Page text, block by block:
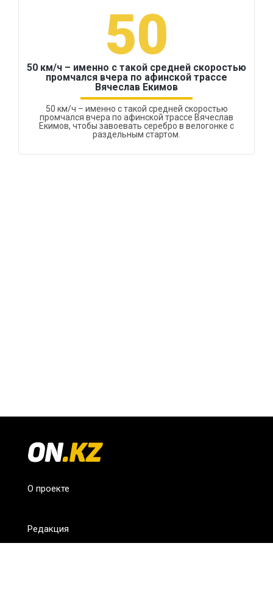
50
50 км/ч – именно с такой средней скоростью
промчался вчера по афинской трассе
Вячеслав Екимов
50 км/ч – именно с такой средней скоростью
промчался вчера по афинской трассе Вячеслав
Екимов, чтобы завоевать серебро в велогонке с
раздельным стартом.
О проекте
Редакция